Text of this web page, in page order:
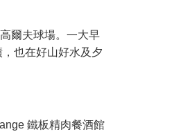
爾夫球場。一大早
也在好山好水及夕
鐵板精肉餐酒館